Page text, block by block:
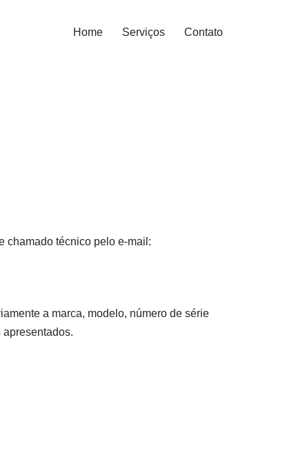
Home Serviços Contato
chamado técnico pelo e-mail:
a marca, modelo, número de série